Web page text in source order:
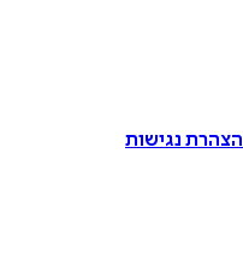
הצהרת נגישות